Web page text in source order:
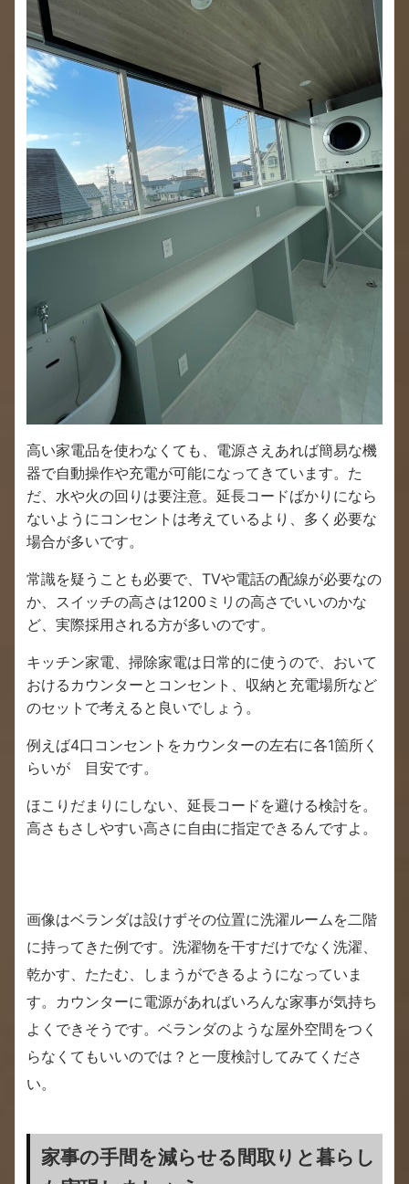
高い家電品を使わなくても、電源さえあれば簡易な機
器で自動操作や充電が可能になってきています。た
だ、水や火の回りは要注意。延長コードばかりになら
ないようにコンセントは考えているより、多く必要な
場合が多いです。
常識を疑うことも必要で、TVや電話の配線が必要なの
か、スイッチの高さは1200ミリの高さでいいのかな
ど、実際採用される方が多いのです。
キッチン家電、掃除家電は日常的に使うので、おいて
おけるカウンターとコンセント、収納と充電場所など
のセットで考えると良いでしょう。
例えば4口コンセントをカウンターの左右に各1箇所く
らいが 目安です。
ほこりだまりにしない、延長コードを避ける検討を。
高さもさしやすい高さに自由に指定できるんですよ。
画像はベランダは設けずその位置に洗濯ルームを二階
に持ってきた例です。洗濯物を干すだけでなく洗濯、
乾かす、たたむ、しまうができるようになっていま
す。カウンターに電源があればいろんな家事が気持ち
よくできそうです。ベランダのような屋外空間をつく
らなくてもいいのでは？と一度検討してみてくださ
い。
家事の手間を減らせる間取りと暮らし